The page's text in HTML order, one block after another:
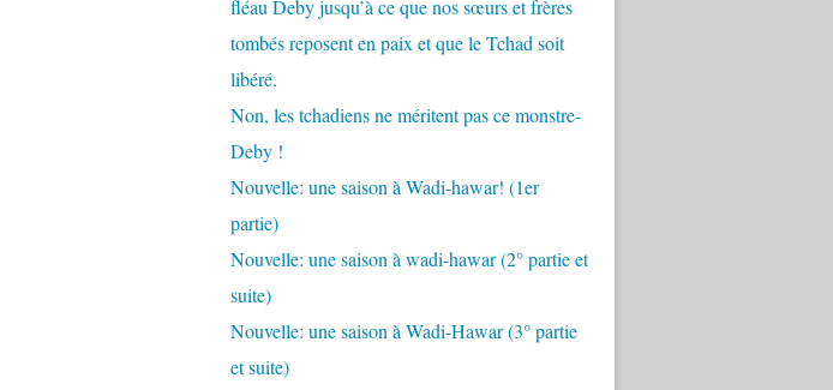
fléau Deby jusqu’à ce que nos sœurs et frères
tombés reposent en paix et que le Tchad soit
libéré.
Non, les tchadiens ne méritent pas ce monstre-
Deby !
Nouvelle: une saison à Wadi-hawar! (1er
partie)
Nouvelle: une saison à wadi-hawar (2° partie et
suite)
Nouvelle: une saison à Wadi-Hawar (3° partie
et suite)